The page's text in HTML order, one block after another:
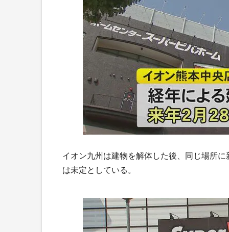
イオン九州は建物を解体した後、同じ場所
は未定としている。